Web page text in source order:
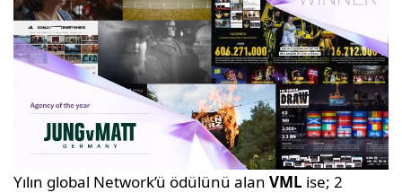
Yılın global Network’ü ödülünü alanVML ise; 2